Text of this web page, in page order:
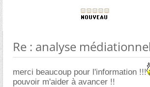
Re : analyse
merci beaucoup pour l'information !!!
pouvoir m'aider à avancer !!